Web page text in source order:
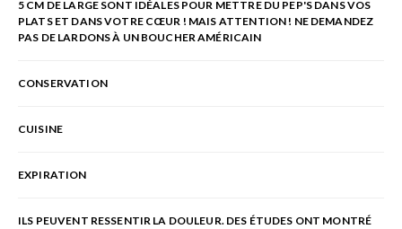
5 CM DE LARGE SONT IDÉALES POUR METTRE DU PEP'S DANS VOS
PLATS ET DANS VOTRE CŒUR ! MAIS ATTENTION ! NE DEMANDEZ
PAS DE LARDONS À UN BOUCHER AMÉRICAIN
CONSERVATION
CUISINE
EXPIRATION
ILS PEUVENT RESSENTIR LA DOULEUR. DES ÉTUDES ONT MONTRÉ